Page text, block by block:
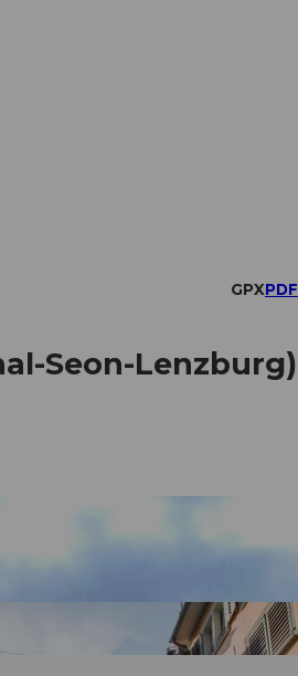
GPXPDF
Seon-Lenzburg)